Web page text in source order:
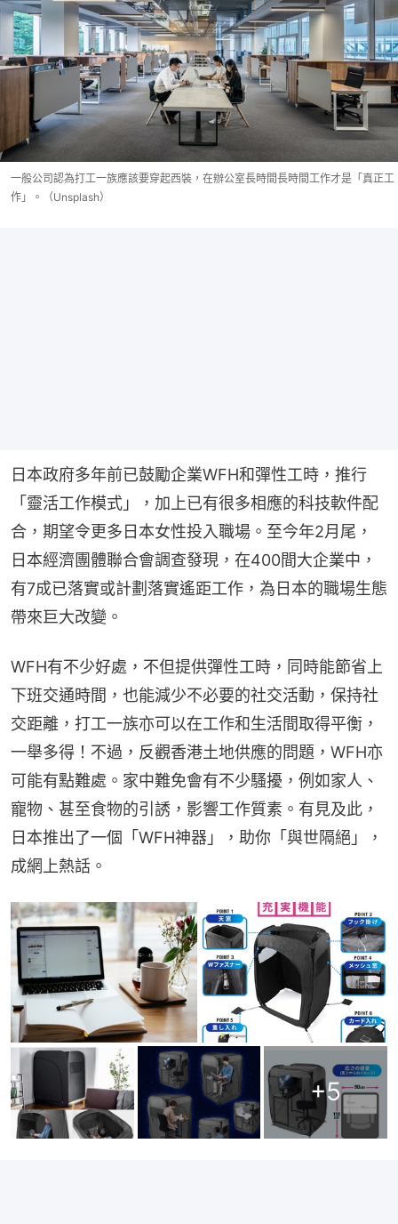
一般公司認為打工一族應該要穿起西裝，在辦公室長時間長時間工作才是「真正工
作」。（Unsplash）
日本政府多年前已鼓勵企業WFH和彈性工時，推行
「靈活工作模式」，加上已有很多相應的科技軟件配
合，期望令更多日本女性投入職場。至今年2月尾，
日本經濟團體聯合會調查發現，在400間大企業中，
有7成已落實或計劃落實遙距工作，為日本的職場生態
帶來巨大改變。
WFH有不少好處，不但提供彈性工時，同時能節省上
下班交通時間，也能減少不必要的社交活動，保持社
交距離，打工一族亦可以在工作和生活間取得平衡，
一舉多得！不過，反觀香港土地供應的問題，WFH亦
可能有點難處。家中難免會有不少騷擾，例如家人、
寵物、甚至食物的引誘，影響工作質素。有見及此，
日本推出了一個「WFH神器」，助你「與世隔絕」，
成網上熱話。
+5